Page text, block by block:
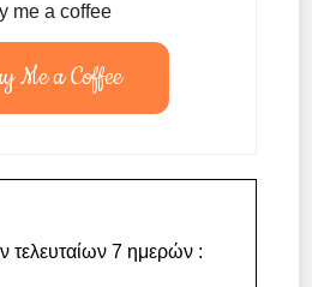
me a coffee
Me a Coffee
τελευταίων 7 ημερών :